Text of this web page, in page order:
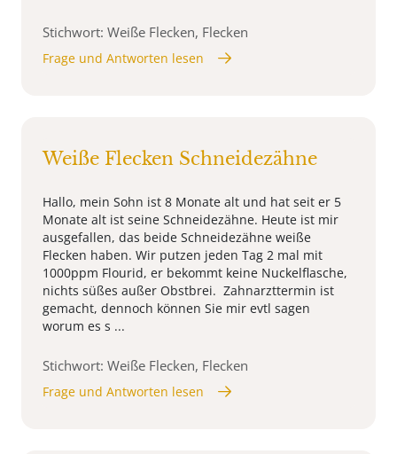
Stichwort: Weiße Flecken, Flecken
Frage und Antworten lesen
Weiße Flecken Schneidezähne
Hallo, mein Sohn ist 8 Monate alt und hat seit er 5
Monate alt ist seine Schneidezähne. Heute ist mir
ausgefallen, das beide Schneidezähne weiße
Flecken haben. Wir putzen jeden Tag 2 mal mit
1000ppm Flourid, er bekommt keine Nuckelflasche,
nichts süßes außer Obstbrei. Zahnarzttermin ist
gemacht, dennoch können Sie mir evtl sagen
worum es s ...
Stichwort: Weiße Flecken, Flecken
Frage und Antworten lesen